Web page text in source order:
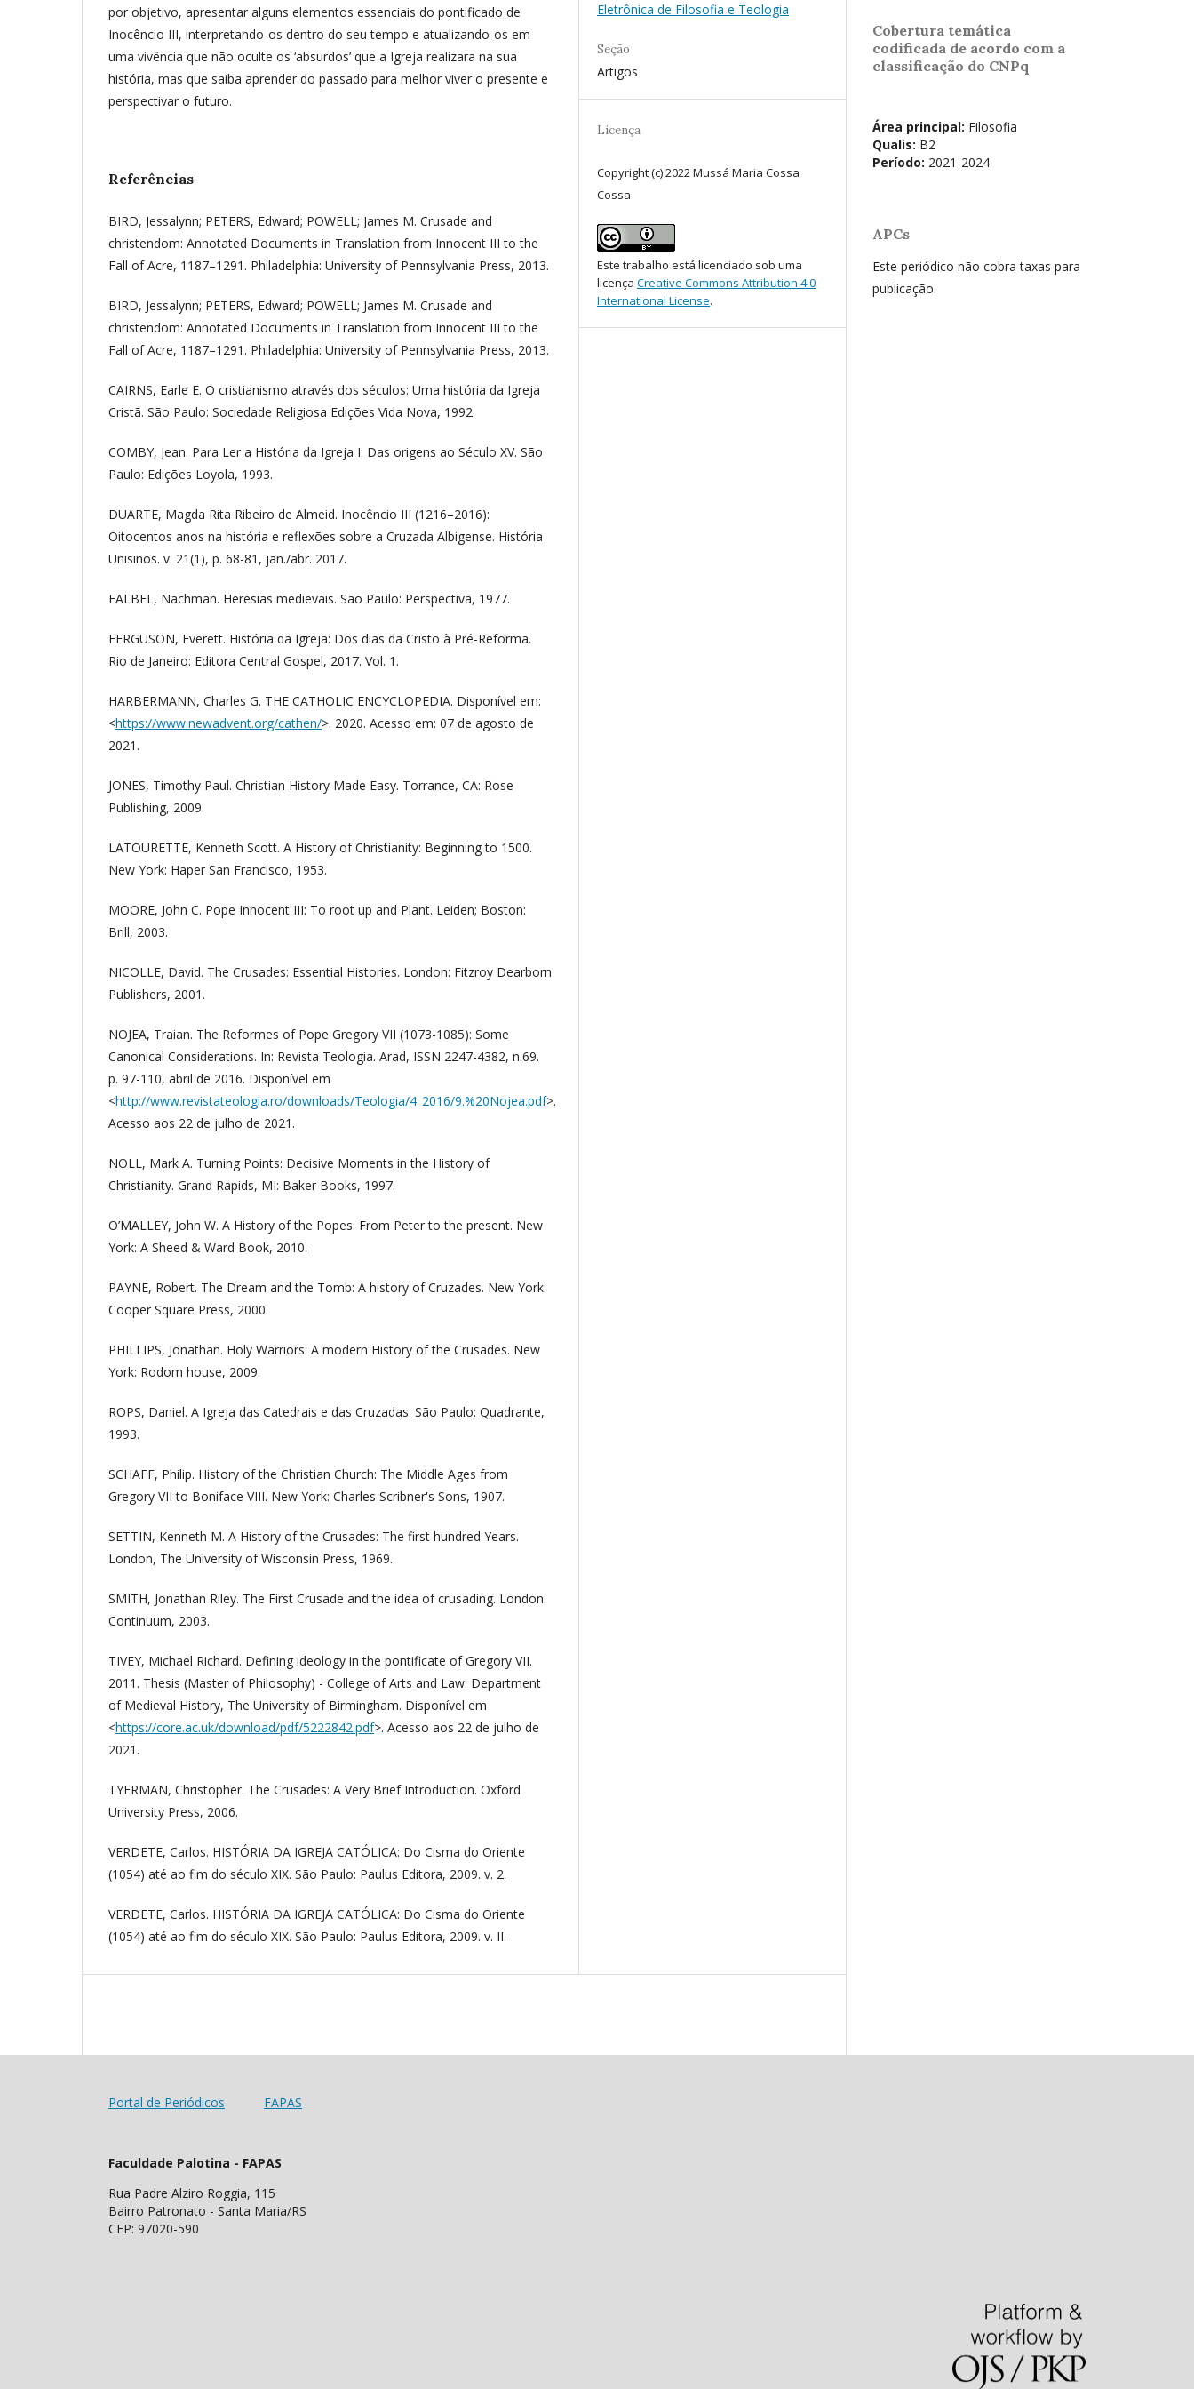
por objetivo, apresentar alguns elementos essenciais do pontificado de
Inocêncio III, interpretando-os dentro do seu tempo e atualizando-os em
uma vivência que não oculte os ‘absurdos’ que a Igreja realizara na sua
história, mas que saiba aprender do passado para melhor viver o presente e
perspectivar o futuro.
Referências
BIRD, Jessalynn; PETERS, Edward; POWELL; James M. Crusade and
christendom: Annotated Documents in Translation from Innocent III to the
Fall of Acre, 1187–1291. Philadelphia: University of Pennsylvania Press, 2013.
BIRD, Jessalynn; PETERS, Edward; POWELL; James M. Crusade and
christendom: Annotated Documents in Translation from Innocent III to the
Fall of Acre, 1187–1291. Philadelphia: University of Pennsylvania Press, 2013.
CAIRNS, Earle E. O cristianismo através dos séculos: Uma história da Igreja
Cristã. São Paulo: Sociedade Religiosa Edições Vida Nova, 1992.
COMBY, Jean. Para Ler a História da Igreja I: Das origens ao Século XV. São
Paulo: Edições Loyola, 1993.
DUARTE, Magda Rita Ribeiro de Almeid. Inocêncio III (1216–2016):
Oitocentos anos na história e reflexões sobre a Cruzada Albigense. História
Unisinos. v. 21(1), p. 68-81, jan./abr. 2017.
FALBEL, Nachman. Heresias medievais. São Paulo: Perspectiva, 1977.
FERGUSON, Everett. História da Igreja: Dos dias da Cristo à Pré-Reforma.
Rio de Janeiro: Editora Central Gospel, 2017. Vol. 1.
HARBERMANN, Charles G. THE CATHOLIC ENCYCLOPEDIA. Disponível em:
<https://www.newadvent.org/cathen/>. 2020. Acesso em: 07 de agosto de
2021.
JONES, Timothy Paul. Christian History Made Easy. Torrance, CA: Rose
Publishing, 2009.
LATOURETTE, Kenneth Scott. A History of Christianity: Beginning to 1500.
New York: Haper San Francisco, 1953.
MOORE, John C. Pope Innocent III: To root up and Plant. Leiden; Boston:
Brill, 2003.
NICOLLE, David. The Crusades: Essential Histories. London: Fitzroy Dearborn
Publishers, 2001.
NOJEA, Traian. The Reformes of Pope Gregory VII (1073-1085): Some
Canonical Considerations. In: Revista Teologia. Arad, ISSN 2247-4382, n.69.
p. 97-110, abril de 2016. Disponível em
<http://www.revistateologia.ro/downloads/Teologia/4_2016/9.%20Nojea.pdf>.
Acesso aos 22 de julho de 2021.
NOLL, Mark A. Turning Points: Decisive Moments in the History of
Christianity. Grand Rapids, MI: Baker Books, 1997.
O’MALLEY, John W. A History of the Popes: From Peter to the present. New
York: A Sheed & Ward Book, 2010.
PAYNE, Robert. The Dream and the Tomb: A history of Cruzades. New York:
Cooper Square Press, 2000.
PHILLIPS, Jonathan. Holy Warriors: A modern History of the Crusades. New
York: Rodom house, 2009.
ROPS, Daniel. A Igreja das Catedrais e das Cruzadas. São Paulo: Quadrante,
1993.
SCHAFF, Philip. History of the Christian Church: The Middle Ages from
Gregory VII to Boniface VIII. New York: Charles Scribner's Sons, 1907.
SETTIN, Kenneth M. A History of the Crusades: The first hundred Years.
London, The University of Wisconsin Press, 1969.
SMITH, Jonathan Riley. The First Crusade and the idea of crusading. London:
Continuum, 2003.
TIVEY, Michael Richard. Defining ideology in the pontificate of Gregory VII.
2011. Thesis (Master of Philosophy) - College of Arts and Law: Department
of Medieval History, The University of Birmingham. Disponível em
<https://core.ac.uk/download/pdf/5222842.pdf>. Acesso aos 22 de julho de
2021.
TYERMAN, Christopher. The Crusades: A Very Brief Introduction. Oxford
University Press, 2006.
VERDETE, Carlos. HISTÓRIA DA IGREJA CATÓLICA: Do Cisma do Oriente
(1054) até ao fim do século XIX. São Paulo: Paulus Editora, 2009. v. 2.
VERDETE, Carlos. HISTÓRIA DA IGREJA CATÓLICA: Do Cisma do Oriente
(1054) até ao fim do século XIX. São Paulo: Paulus Editora, 2009. v. II.
Eletrônica de Filosofia e Teologia
Seção
Artigos
Licença
Copyright (c) 2022 Mussá Maria Cossa
Cossa
Este trabalho está licenciado sob uma
licença Creative Commons Attribution 4.0
International License.
Cobertura temática
codificada de acordo com a
classificação do CNPq
Área principal: Filosofia
Qualis: B2
Período: 2021-2024
APCs
Este periódico não cobra taxas para
publicação.
Portal de Periódicos FAPAS
Faculdade Palotina - FAPAS
Rua Padre Alziro Roggia, 115
Bairro Patronato - Santa Maria/RS
CEP: 97020-590